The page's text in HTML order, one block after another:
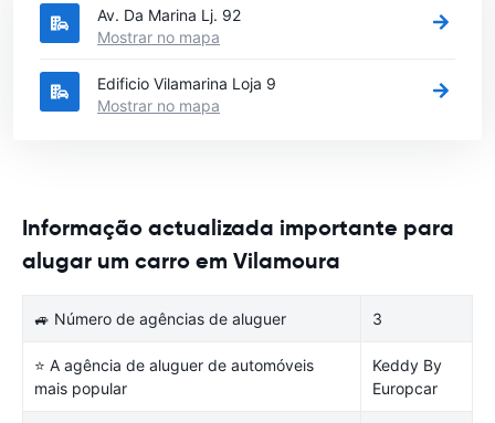
Av. Da Marina Lj. 92
Mostrar no mapa
Edificio Vilamarina Loja 9
Mostrar no mapa
Informação actualizada importante para
alugar um carro em Vilamoura
🚙 Número de agências de aluguer 3
⭐ A agência de aluguer de automóveis
mais popular
Keddy By
Europcar